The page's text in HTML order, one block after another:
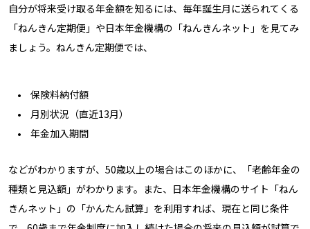
自分が将来受け取る年金額を知るには、毎年誕生月に送られてくる
「ねんきん定期便」や日本年金機構の「ねんきんネット」を見てみ
ましょう。ねんきん定期便では、
保険料納付額
月別状況（直近13月）
年金加入期間
などがわかりますが、50歳以上の場合はこのほかに、「老齢年金の
種類と見込額」がわかります。また、日本年金機構のサイト「ねん
きんネット」の「かんたん試算」を利用すれば、現在と同じ条件